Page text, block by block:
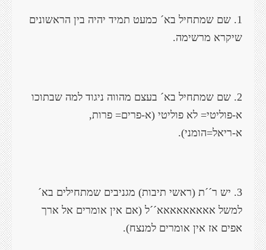
1. שם שמתחיל בא´ כמעט תמיד יהיה בין הראשונים
שיקרא מרשימה.
2. שם שמתחיל בא´ בעצם מהווה ניגוד למה שבתוכו
א-פוליטי= לא פוליטי (א-פרים= פרות,
א-ריאל=הומני).
3. יש ר´´ת (ראשי תיבות) מגניבים שמתחילים בא´
למשל אאאאאאאאא´´ל (אם אין אומרים אל ארך
אפים אז אין אומרים למנצח).